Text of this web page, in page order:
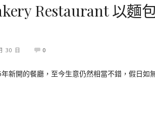
Restaurant 以麵
30 日 0
新開的餐廳，至今生意仍然相當不錯，假日如